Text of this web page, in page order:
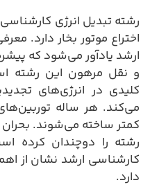
رشته تبدیل انرژی
اختراع موتور بخار دارد.
ارشد یادآور می‌شود که
و نقل مرهون این رشته
کلیدی در انرژی‌های
می‌کند. هر ساله توربین‌های
کمتر ساخته می‌شوند.
رشته را دوچندان کرده
کارشناسی ارشد نشان از
دارد.